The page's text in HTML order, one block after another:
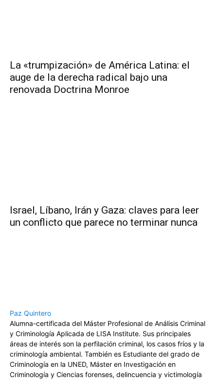
La «trumpización» de América Latina: el
auge de la derecha radical bajo una
renovada Doctrina Monroe
Israel, Líbano, Irán y Gaza: claves para leer
un conflicto que parece no terminar nunca
Paz Quintero
Alumna-certificada del Máster Profesional de Análisis Criminal
y Criminología Aplicada de LISA Institute. Sus principales
áreas de interés son la perfilación criminal, los casos fríos y la
criminología ambiental. También es Estudiante del grado de
Criminología en la UNED, Máster en Investigación en
Criminología y Ciencias forenses, delincuencia y victimología